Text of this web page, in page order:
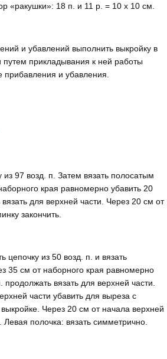
«ракушки»: 18 п. и 11 р. = 10 х 10 см.
и убавлений выполнить выкройку в
путем прикладывания к ней работы
и убавления.
из 97 возд. п. Затем вязать полосатым
края равномерно убавить 20
для верхней части. Через 20 см от
закончить.
цепочку из 50 возд. п. и вязать
35 см от наборного края равномерно
вязать для верхней части.
части убавить для выреза с
Через 20 см от начала верхней
Левая полочка: вязать симметрично.